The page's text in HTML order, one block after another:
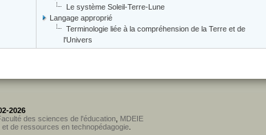
Le système Soleil-Terre-Lune
Langage approprié
Terminologie liée à la compréhension de la Terre et de
l'Univers
2026
des sciences de l'éducation, MDEIE
de ressources en technopédagogie.